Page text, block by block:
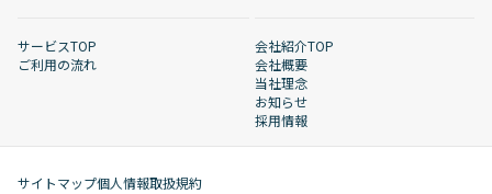
サービスTOP
ご利用の流れ
会社紹介TOP
会社概要
当社理念
お知らせ
採用情報
サイトマップ個人情報取扱規約